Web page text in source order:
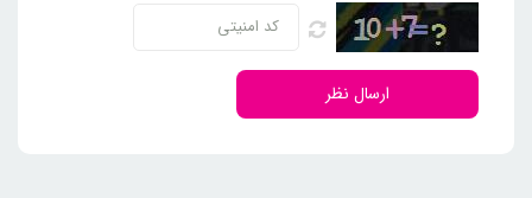
ارسال نظر